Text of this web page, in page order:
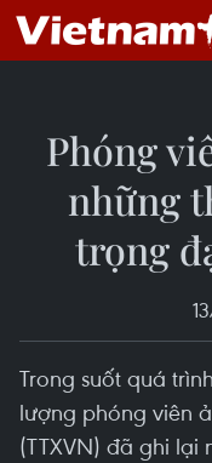
Phóng
những
trọng
Trong suốt quá
lượng phóng viên
(TTXVN) đã ghi lại